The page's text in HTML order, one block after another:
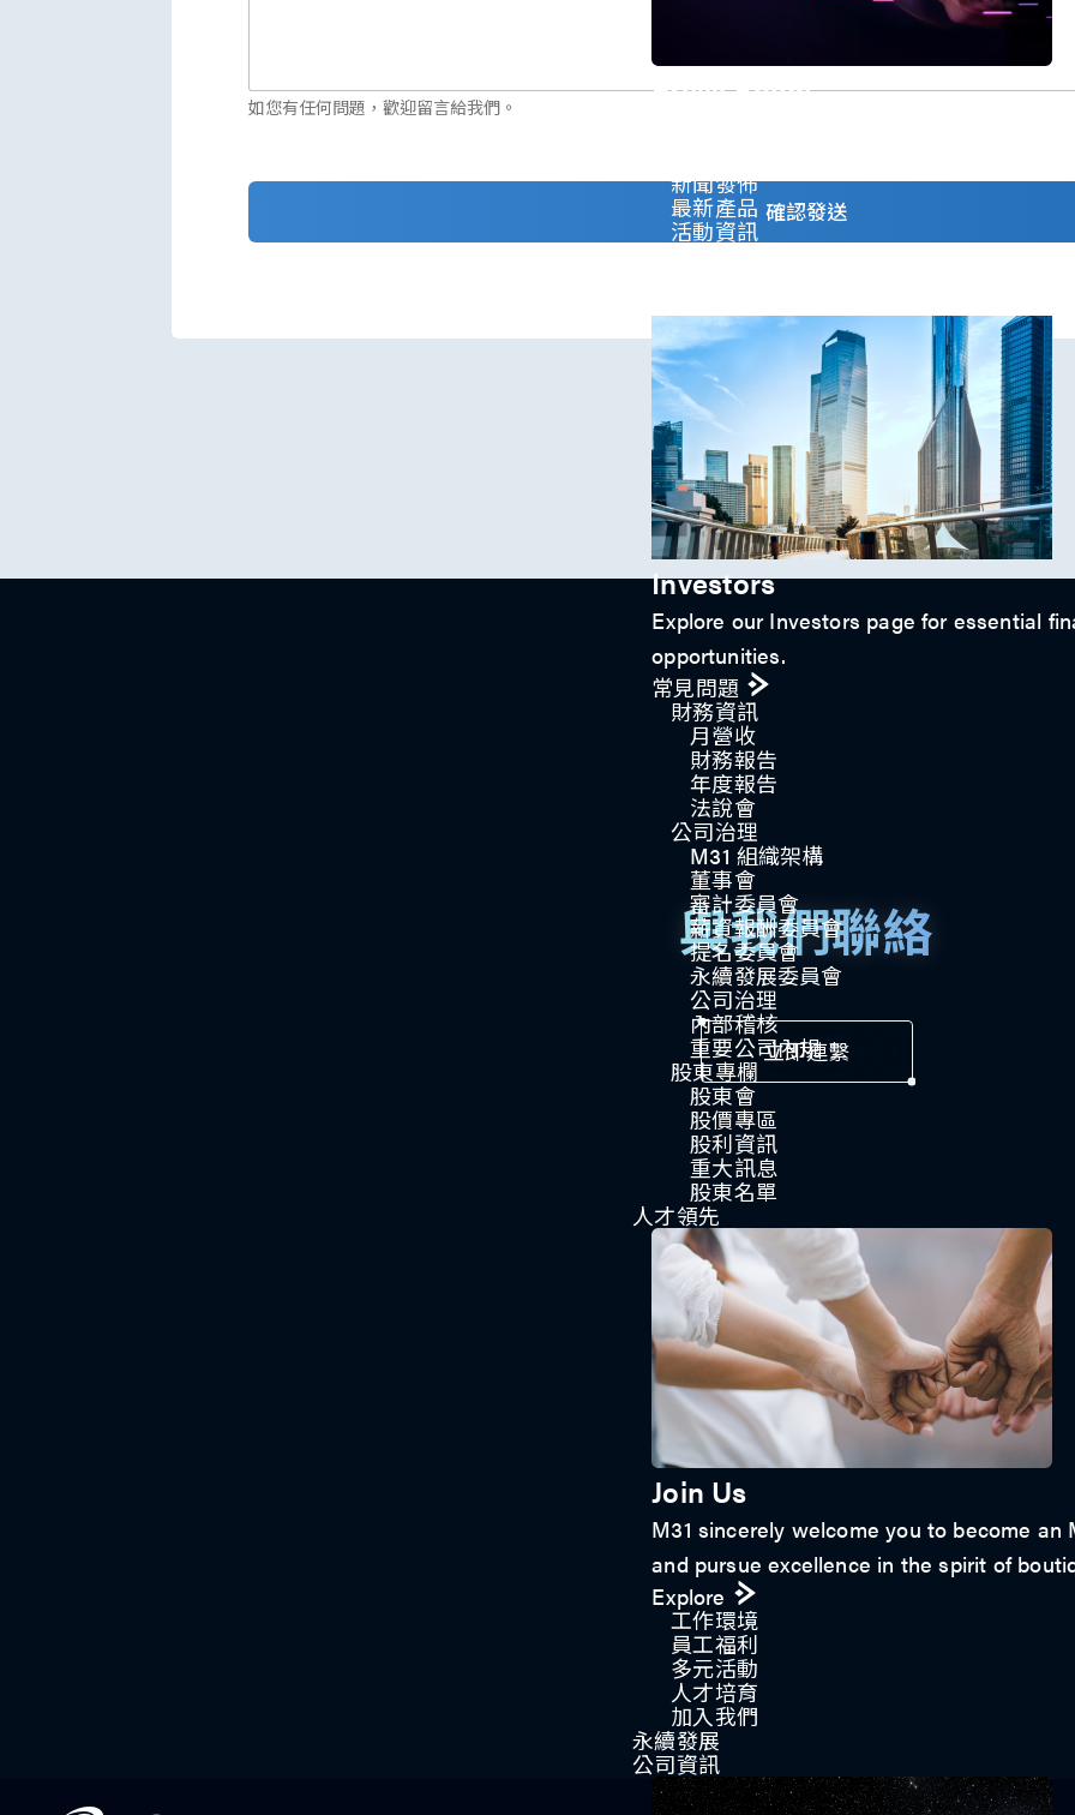
Press Room
新聞發佈
最新產品
活動資訊
Investors
Explore our Investors page for essential
opportunities.
常見問題
財務資訊
月營收
財務報告
年度報告
法說會
公司治理​
M31 組織架構
董事會
審計委員會
薪資報酬委員會
提名委員會
永續發展委員會
公司治理
內部稽核
重要公司內規​​
股東專欄
股東會
股價專區
股利資訊
重大訊息
股東名單
人才領先
Join Us
M31 sincerely welcome you to become
and pursue excellence in the spirit of
Explore
工作環境
員工福利
多元活動
人才培育
加入我們
永續發展
公司資訊
e
P
p
*
如您有任何問題，歡迎留言給我們。
確認發送
與我們聯絡
立即連繫